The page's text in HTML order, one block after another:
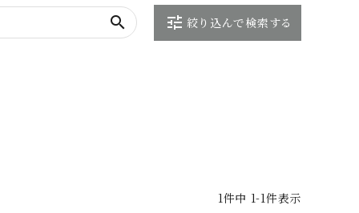
カレー味 ザラメ味
贈り物
さがえ
大口・
カ
店
こ
search tune 絞り込んで検索する
1件中 1-1件表示